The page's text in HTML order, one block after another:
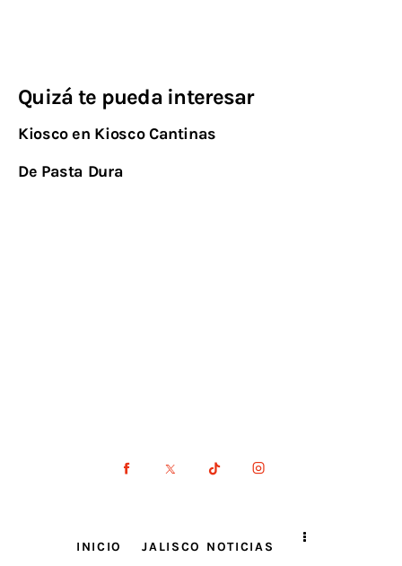
Quizá te pueda interesar
Kiosco en Kiosco Cantinas
De Pasta Dura
INICIO JALISCO NOTICIAS